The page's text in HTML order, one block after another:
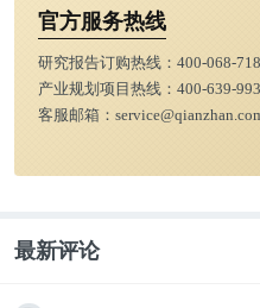
样，你没看代码规范吗
用，给你说多少次了！”
清楚？不能这么干！”。
一次下班，和他一起回
些什么呢？”，他是这样
官方服务热线
研究报告订购热线： 400-068-
产业规划项目热线： 400-639-
客服邮箱：
最新评论